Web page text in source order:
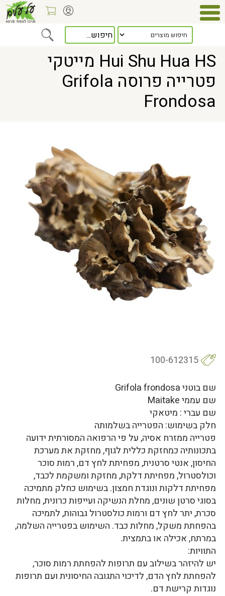
Home> Hui Shu Hua HS מייטקי פטרייה פרוסה Grifola Frondosa
Hui Shu Hua HS מייטקי
פטרייה פרוסה Grifola
Frondosa
100-612315
שם בוטני Grifola frondosa
שם עממי Maitake
שם עברי : מיטאקי
חלק בשימוש: הפטרייה בשלמותה
פטרייה ממזרח אסיה, על פי הרפואה המסורתית ידועה
בתכונותיה כמחזקת כללית לגוף, מחזקת את מערכת
החיסון, אנטי סרטנית, מפחיתת לחץ דם, רמות סוכר
וכולסטרול, מפחיתת דלקת, מחזקת ומשקמת לכבד,
מפחיתת דלקות ונוגדת חמצון. בשימוש כחלק מתמיכה
בסוגי סרטן שונים, מחלת הנשיקה ועייפות כרונית, מחלות
סכרת, יתר לחץ דם ורמות כולסטרול גבוהות, לתמיכה
בהפחתת משקל, מחלות כבד. השימוש בפטרייה השלמה,
במרתח, אכילה או בתמצית.
התוויות:
יש להיזהר בשילוב עם תרופות להפחתת רמות סוכר,
להפחתת לחץ הדם, לדיכוי התגובה החיסונית ועם תרופות
נוגדות קרישת דם.